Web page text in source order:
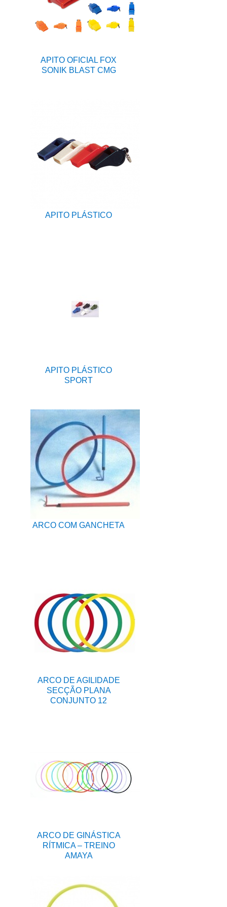
APITO OFICIAL FOX
SONIK BLAST CMG
APITO PLÁSTICO
APITO PLÁSTICO
SPORT
ARCO COM GANCHETA
ARCO DE AGILIDADE
SECÇÃO PLANA
CONJUNTO 12
ARCO DE GINÁSTICA
RÍTMICA – TREINO
AMAYA